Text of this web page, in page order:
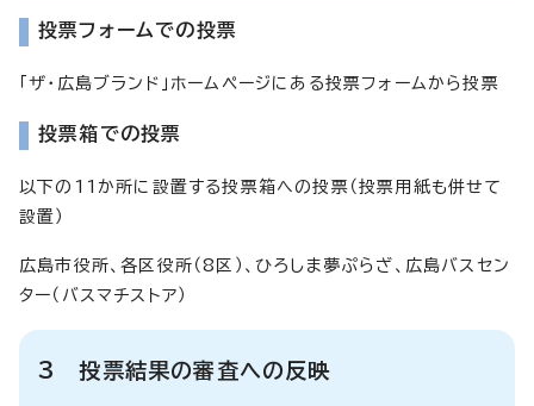
投票フォームでの投票
「ザ・広島ブランド」ホームページにある投票フォームから投票
投票箱での投票
以下の11か所に設置する投票箱への投票（投票用紙も併せて
設置）
広島市役所、各区役所（8区）、ひろしま夢ぷらざ、広島バスセン
ター（バスマチストア）
3 投票結果の審査への反映